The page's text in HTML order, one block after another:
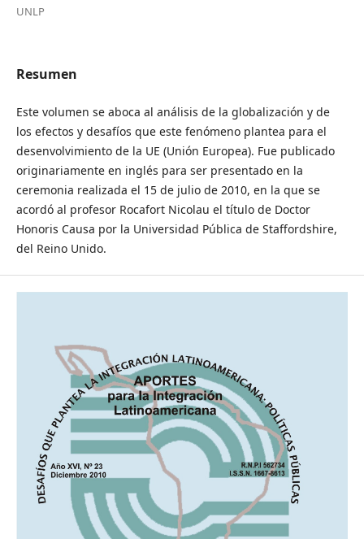
UNLP
Resumen
Este volumen se aboca al análisis de la globalización y de
los efectos y desafíos que este fenómeno plantea para el
desenvolvimiento de la UE (Unión Europea). Fue publicado
originariamente en inglés para ser presentado en la
ceremonia realizada el 15 de julio de 2010, en la que se
acordó al profesor Rocafort Nicolau el título de Doctor
Honoris Causa por la Universidad Pública de Staffordshire,
del Reino Unido.